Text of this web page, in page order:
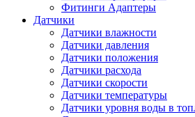
Фитинги Адаптеры
Датчики
Датчики влажности
Датчики давления
Датчики положения
Датчики расхода
Датчики скорости
Датчики температуры
Датчики уровня воды в